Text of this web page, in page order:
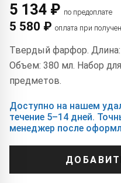
5 134 ₽ по предоплате
5 580 ₽ оплата при
Твердый фарфор.
Объем: 380 мл. Набор
предметов.
Доступно на нашем
течение 5–14 дней.
менеджер после